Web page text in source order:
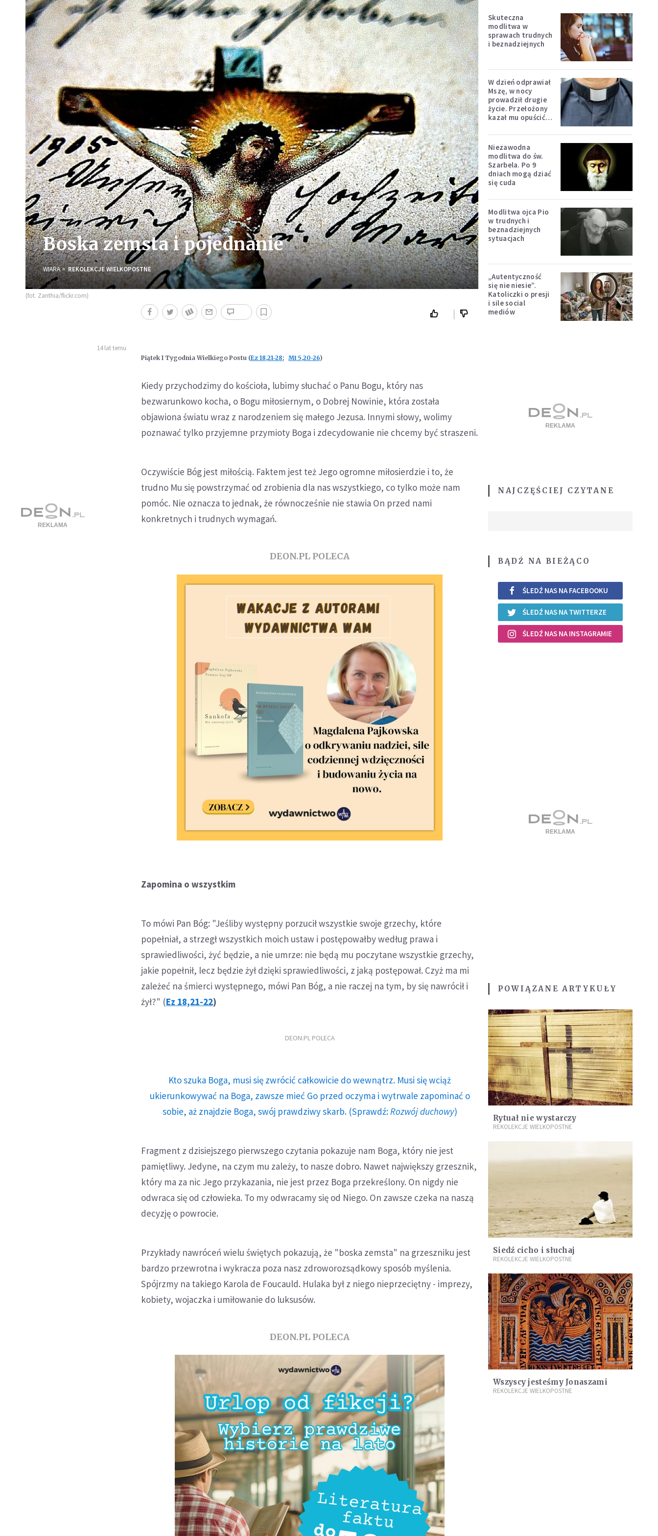
Boska zemsta i pojednanie
WIARA REKOLEKCJE WIELKOPOSTNE
(fot. Zanthia/flickr.com)
14 lat temu
PiątekI Tygodnia Wielkiego Postu (Ez 18,21-28; Mt 5,20-26)
Kiedy przychodzimy do kościoła, lubimy słuchać o Panu Bogu, który nas
bezwarunkowo kocha, o Bogu miłosiernym, o Dobrej Nowinie, która została
objawiona światu wraz z narodzeniem się małego Jezusa. Innymi słowy, wolimy
poznawać tylko przyjemne przymioty Boga i zdecydowanie nie chcemy być straszeni.
Oczywiście Bóg jest miłością. Faktem jest też Jego ogromne miłosierdzie i to, że
trudno Mu się powstrzymać od zrobienia dla nas wszystkiego, co tylko może nam
pomóc. Nie oznacza to jednak, że równocześnie nie stawia On przed nami
konkretnych i trudnych wymagań.
DEON.PL POLECA
Zapomina o wszystkim
To mówi Pan Bóg: "Jeśliby występny porzucił wszystkie swoje grzechy, które
popełniał, a strzegł wszystkich moich ustaw i postępowałby według prawa i
sprawiedliwości, żyć będzie, a nie umrze: nie będą mu poczytane wszystkie grzechy,
jakie popełnił, lecz będzie żył dzięki sprawiedliwości, z jaką postępował. Czyż ma mi
zależeć na śmierci występnego, mówi Pan Bóg, a nie raczej na tym, by się nawrócił i
żył?" (Ez 18,21-22)
DEON.PL POLECA
Kto szuka Boga, musi się zwrócić całkowicie do wewnątrz. Musi się wciąż
ukierunkowywać na Boga, zawsze mieć Go przed oczyma i wytrwale zapominać o
sobie, aż znajdzie Boga, swój prawdziwy skarb. (Sprawdź: Rozwój duchowy)
Fragment z dzisiejszego pierwszego czytania pokazuje nam Boga, który nie jest
pamiętliwy. Jedyne, na czym mu zależy, to nasze dobro. Nawet największy grzesznik,
który ma za nic Jego przykazania, nie jest przez Boga przekreślony. On nigdy nie
odwraca się od człowieka. To my odwracamy się od Niego. On zawsze czeka na naszą
decyzję o powrocie.
Przykłady nawróceń wielu świętych pokazują, że "boska zemsta" na grzeszniku jest
bardzo przewrotna i wykracza poza nasz zdroworozsądkowy sposób myślenia.
Spójrzmy na takiego Karola de Foucauld. Hulaka był z niego nieprzeciętny - imprezy,
kobiety, wojaczka i umiłowanie do luksusów.
DEON.PL POLECA
Skuteczna
modlitwa w
sprawach trudnych
i beznadziejnych
W dzień odprawiał
Mszę, w nocy
prowadził drugie
życie. Przełożony
kazał mu opuścić
Niezawodna
modlitwa do św.
Szarbela. Po 9
dniach mogą dziać
się cuda
Modlitwa ojca Pio
w trudnych i
beznadziejnych
sytuacjach
„Autentyczność
się nie niesie”.
Katoliczki o presji
i sile social
mediów
NAJCZĘŚCIEJ CZYTANE
BĄDŹ NA BIEŻĄCO
ŚLEDŹ NAS NA FACEBOOKU
ŚLEDŹ NAS NA TWITTERZE
ŚLEDŹ NAS NA INSTAGRAMIE
POWIĄZANE ARTYKUŁY
Rytuał nie wystarczy
REKOLEKCJE WIELKOPOSTNE
Siedź cicho i słuchaj
REKOLEKCJE WIELKOPOSTNE
Wszyscy jesteśmy Jonaszami
REKOLEKCJE WIELKOPOSTNE